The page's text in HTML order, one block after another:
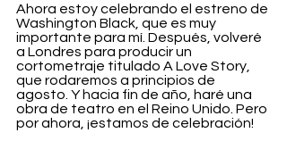
Ahora estoy celebrando el estreno de
Washington Black, que es muy
importante para mí. Después, volveré
a Londres para producir un
cortometraje titulado A Love Story,
que rodaremos a principios de
agosto. Y hacia fin de año, haré una
obra de teatro en el Reino Unido. Pero
por ahora, ¡estamos de celebración!